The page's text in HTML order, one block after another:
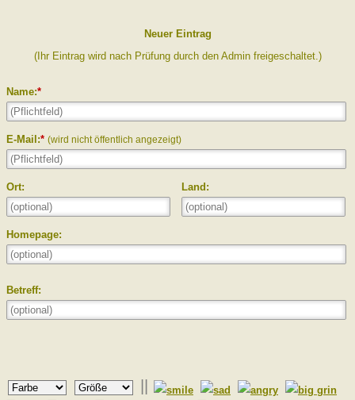
Neuer Eintrag
(Ihr Eintrag wird nach Prüfung durch den Admin freigeschaltet.)
Name:*
E-Mail:* (wird nicht öffentlich angezeigt)
Ort: Land:
Homepage:
Betreff: